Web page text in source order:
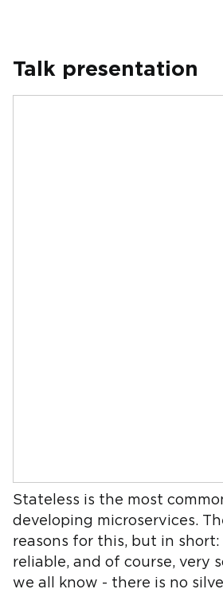
Talk presentation
Stateless is the most
developing microservices.
reasons for this, but in short:
reliable, and of course, very
we all know - there is no